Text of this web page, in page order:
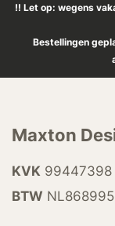
!! Let op: wegens
Bestellingen
Maxton
KVK 99447398
BTW